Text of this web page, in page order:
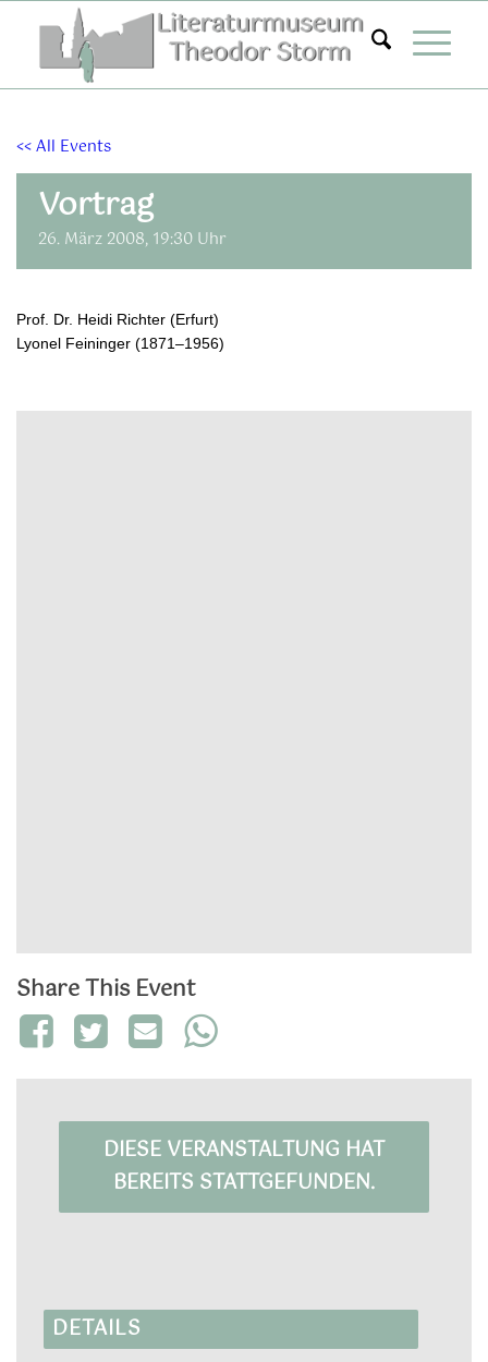
springen
<< All Events
Vortrag
26. März 2008, 19:30 Uhr
Prof. Dr. Heidi Richter (Erfurt)
Lyonel Feininger (1871–1956)
Share This Event
DIESE VERANSTALTUNG HAT
BEREITS STATTGEFUNDEN.
DETAILS